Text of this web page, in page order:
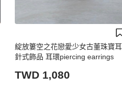
綻放簍空之花戀愛少女古董珠寶耳
針式飾品 耳環piercing earrings
TWD 1,080